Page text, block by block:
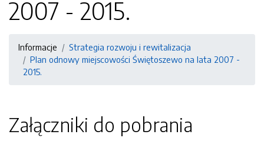
2007 - 2015.
Informacje
Strategia rozwoju i rewitalizacja
Plan odnowy miejscowości Świętoszewo na lata 2007 -
2015.
Załączniki do pobrania